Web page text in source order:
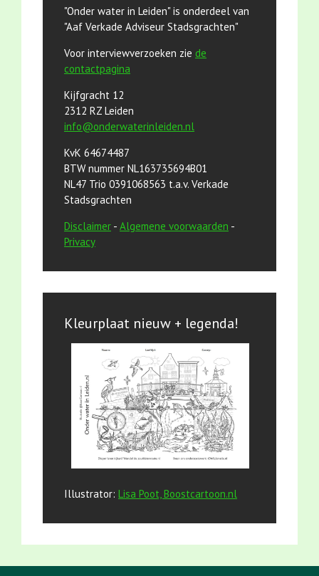
"Onder water in Leiden" is onderdeel van
"Aaf Verkade Adviseur Stadsgrachten"
Voor interviewverzoeken zie de
contactpagina
Kijfgracht 12
2312 RZ Leiden
info@onderwaterinleiden.nl
KvK 64674487
BTW nummer NL163735694B01
NL47 Trio 0391068563 t.a.v. Verkade
Stadsgrachten
Disclaimer - Algemene voorwaarden -
Privacy
Kleurplaat nieuw + legenda!
Illustrator: Lisa Poot, Boostcartoon.nl